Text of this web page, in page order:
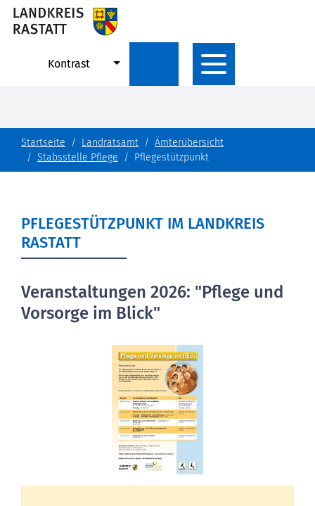
Kontrast
Startseite Landratsamt
Ämterübersicht
Stabsstelle Pflege
Pflegestützpunkt
PFLEGESTÜTZPUNKT IM LANDKREIS
RASTATT
Veranstaltungen 2026: "Pflege und
Vorsorge im Blick"